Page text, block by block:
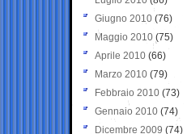
Giugno 2010 (76)
Maggio 2010 (75)
Aprile 2010 (66)
Marzo 2010 (79)
Febbraio 2010 (73)
Gennaio 2010 (74)
Dicembre 2009 (74)